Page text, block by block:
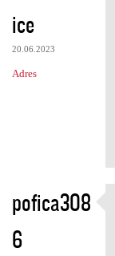
ice
20.06.2023
Adres
pofica308
6